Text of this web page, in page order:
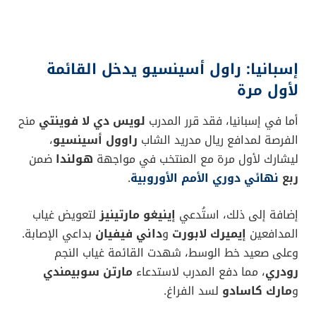
إسبانيا: راول أسينسيو يدخل القائمة
لأول مرة
أما في إسبانيا، فقد قرر المدرب لويس دي لا فوينتي منح
الفرصة لمدافع ريال مدريد الشاب راوول أسينسيو،
ليشارك لأول مرة مع المنتخب في مواجهة هولندا ضمن
ربع نهائي دوري الأمم الأوروبية.
إضافة إلى ذلك، استُدعي إينيغو مارتينيزلتعويض غياب
المدافعين إيميرك لابورت وداني فيفيان بداعي الإصابة.
وعلى صعيد خط الوسط، شهدت القائمة غياب النجم
رودري، مما دفع المدرب لاستدعاء مارتن سوبيمندي
ومارك كاسادو لسد الفراغ.